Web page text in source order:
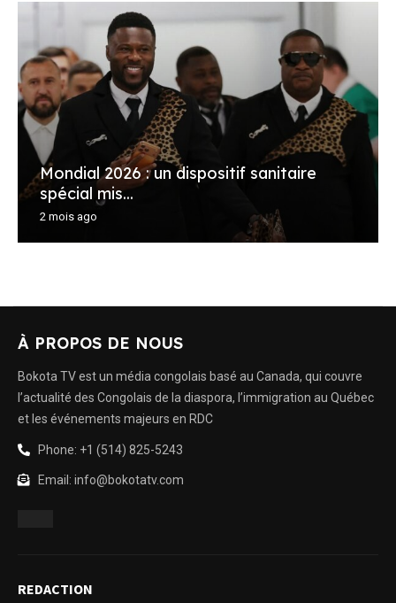
Mondial 2026 : un dispositif sanitaire
spécial mis...
2 mois ago
À PROPOS DE NOUS
Bokota TV est un média congolais basé au Canada, qui couvre
l’actualité des Congolais de la diaspora, l’immigration au Québec
et les événements majeurs en RDC
Phone: +1 (514) 825-5243
Email: info@bokotatv.com
REDACTION